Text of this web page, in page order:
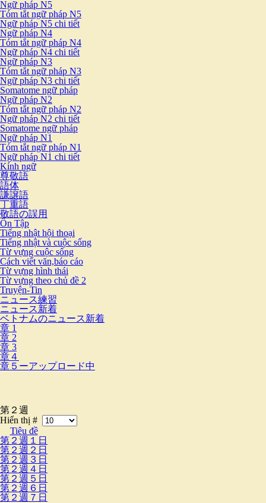
Ngữ pháp N5
Tóm tắt ngữ pháp N5
Ngữ pháp N5 chi tiết
Ngữ pháp N4
Tóm tắt ngữ pháp N4
Ngữ pháp N4 chi tiết
Ngữ pháp N3
Tóm tắt ngữ pháp N3
Ngữ pháp N3 chi tiết
Somatome ngữ pháp
Ngữ pháp N2
Tóm tắt ngữ pháp N2
Ngữ pháp N2 chi tiết
Somatome ngữ pháp
Ngữ pháp N1
Tóm tắt ngữ pháp N1
Ngữ pháp N1 chi tiết
Kính ngữ
尊敬語
語体
謙譲語
丁重語
敬語の誤用
Ôn Tập
Tiếng nhật hội thoại
Tiếng nhật và cuộc sống
Từ vựng cuộc sống
Cách viết văn,báo cáo
Từ vựng hình thái
Từ vựng theo chủ đề 2
Truyện-Tin
ニュース練習
ニュース新着
ベトナムのニュース新着
章 1
章 2
章 3
章４
章５ーアップロード中
第２週
Hiển thị #
Tiêu đề
第２週１日
第２週２日
第２週３日
第２週４日
第２週５日
第２週６日
第２週７日